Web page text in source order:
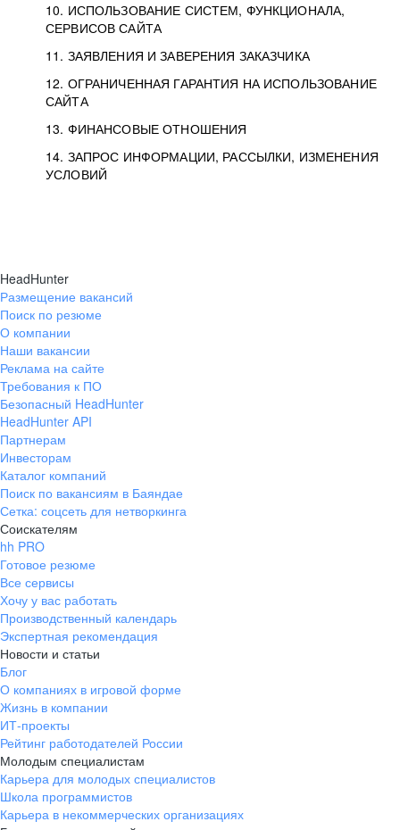
10. ИСПОЛЬЗОВАНИЕ СИСТЕМ, ФУНКЦИОНАЛА,
СЕРВИСОВ САЙТА
11. ЗАЯВЛЕНИЯ И ЗАВЕРЕНИЯ ЗАКАЗЧИКА
12. ОГРАНИЧЕННАЯ ГАРАНТИЯ НА ИСПОЛЬЗОВАНИЕ
САЙТА
13. ФИНАНСОВЫЕ ОТНОШЕНИЯ
14. ЗАПРОС ИНФОРМАЦИИ, РАССЫЛКИ, ИЗМЕНЕНИЯ
УСЛОВИЙ
HeadHunter
Размещение вакансий
Поиск по резюме
О компании
Наши вакансии
Реклама на сайте
Требования к ПО
Безопасный HeadHunter
HeadHunter API
Партнерам
Инвесторам
Каталог компаний
Поиск по вакансиям в Баяндае
Сетка: соцсеть для нетворкинга
Соискателям
hh PRO
Готовое резюме
Все сервисы
Хочу у вас работать
Производственный календарь
Экспертная рекомендация
Новости и статьи
Блог
О компаниях в игровой форме
Жизнь в компании
ИТ-проекты
Рейтинг работодателей России
Молодым специалистам
Карьера для молодых специалистов
Школа программистов
Карьера в некоммерческих организациях